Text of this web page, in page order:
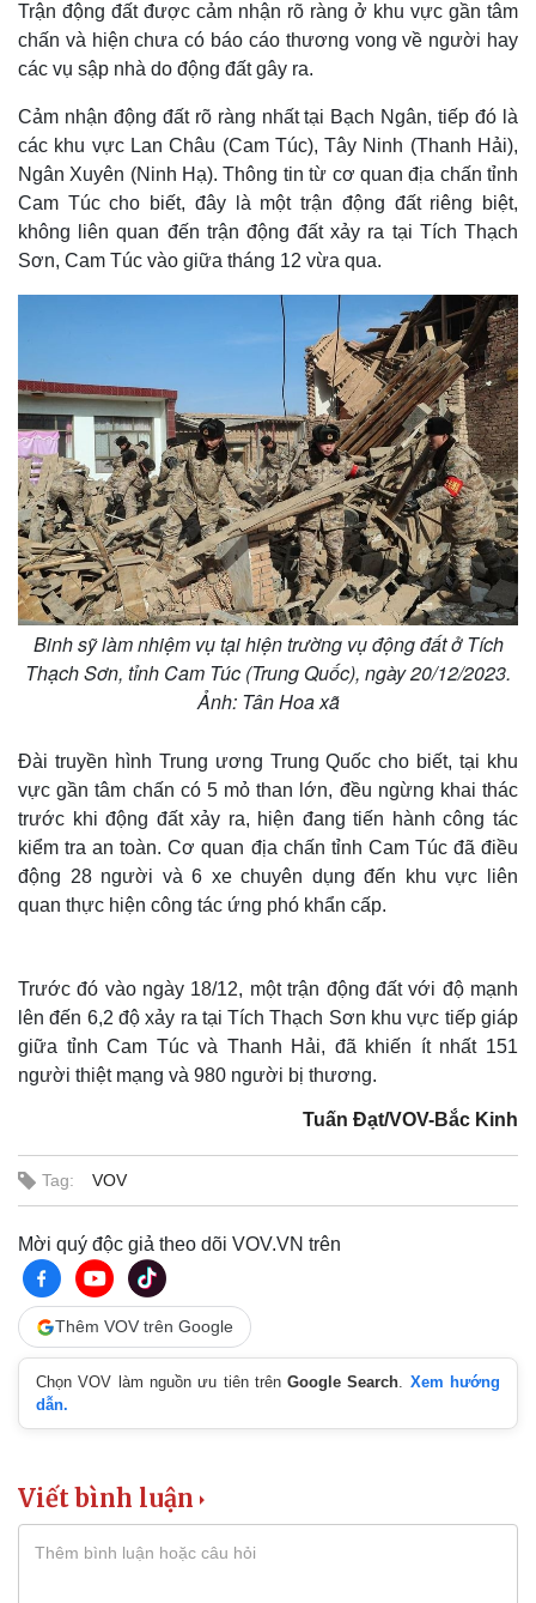
Thế giới
Quan sát
Cuộc sống đó đây
Hồ sơ
Multimedia
Infographic
1
0
.
8
%
a
i
n
g
Trận động đất được cảm nhận rõ ràng ở khu vực gần tâm
chấn và hiện chưa có báo cáo thương vong về người hay
các vụ sập nhà do động đất gây ra.
Cảm nhận động đất rõ ràng nhất tại Bạch Ngân, tiếp đó là
các khu vực Lan Châu (Cam Túc), Tây Ninh (Thanh Hải),
Ngân Xuyên (Ninh Hạ). Thông tin từ cơ quan địa chấn tỉnh
Cam Túc cho biết, đây là một trận động đất riêng biệt,
không liên quan đến trận động đất xảy ra tại Tích Thạch
Sơn, Cam Túc vào giữa tháng 12 vừa qua.
Binh sỹ làm nhiệm vụ tại hiện trường vụ động đất ở Tích
Thạch Sơn, tỉnh Cam Túc (Trung Quốc), ngày 20/12/2023.
Ảnh: Tân Hoa xã
Đài truyền hình Trung ương Trung Quốc cho biết, tại khu
vực gần tâm chấn có 5 mỏ than lớn, đều ngừng khai thác
trước khi động đất xảy ra, hiện đang tiến hành công tác
kiểm tra an toàn. Cơ quan địa chấn tỉnh Cam Túc đã điều
động 28 người và 6 xe chuyên dụng đến khu vực liên
quan thực hiện công tác ứng phó khẩn cấp.
Trước đó vào ngày 18/12, một trận động đất với độ mạnh
lên đến 6,2 độ xảy ra tại Tích Thạch Sơn khu vực tiếp giáp
giữa tỉnh Cam Túc và Thanh Hải, đã khiến ít nhất 151
người thiệt mạng và 980 người bị thương.
Tuấn Đạt/VOV-Bắc Kinh
Tag: VOV
Mời quý độc giả theo dõi VOV.VN trên
Thêm VOV trên Google
Chọn VOV làm nguồn ưu tiên trênGoogle Search. Xem hướng
dẫn.
Viết bình luận